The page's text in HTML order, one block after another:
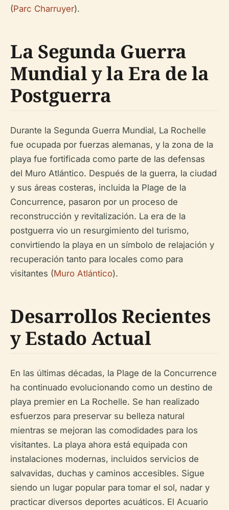
(Parc Charruyer).
La Segunda Guerra
Mundial y la Era de la
Postguerra
Durante la Segunda Guerra Mundial, La Rochelle
fue ocupada por fuerzas alemanas, y la zona de la
playa fue fortificada como parte de las defensas
del Muro Atlántico. Después de la guerra, la ciudad
y sus áreas costeras, incluida la Plage de la
Concurrence, pasaron por un proceso de
reconstrucción y revitalización. La era de la
postguerra vio un resurgimiento del turismo,
convirtiendo la playa en un símbolo de relajación y
recuperación tanto para locales como para
visitantes (Muro Atlántico).
Desarrollos Recientes
y Estado Actual
En las últimas décadas, la Plage de la Concurrence
ha continuado evolucionando como un destino de
playa premier en La Rochelle. Se han realizado
esfuerzos para preservar su belleza natural
mientras se mejoran las comodidades para los
visitantes. La playa ahora está equipada con
instalaciones modernas, incluidos servicios de
salvavidas, duchas y caminos accesibles. Sigue
siendo un lugar popular para tomar el sol, nadar y
practicar diversos deportes acuáticos. El Acuario